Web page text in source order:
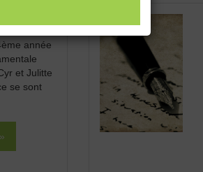
SENEFFE
année
et Julitte
se sont